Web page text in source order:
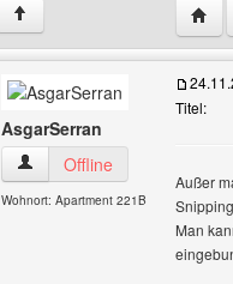
↑
AsgarSerran
AsgarSerran Benutzer-
Offline
Wohnort: Apartment 221B
Titel:
Außer
Man